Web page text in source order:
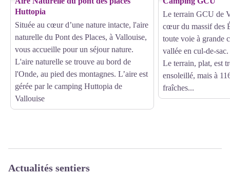
Huttopia
Située au cœur d’une nature intacte, l'aire
naturelle du Pont des Places, à Vallouise,
vous accueille pour un séjour nature.
L'aire naturelle se trouve au bord de
l'Onde, au pied des montagnes. L’aire est
gérée par le camping Huttopia de
Vallouise
Le terrain GCU de
cœur du massif des
toute voie à grande
vallée en cul-de-sac.
Le terrain, plat, est
ensoleillé, mais à
fraîches...
Actualités sentiers